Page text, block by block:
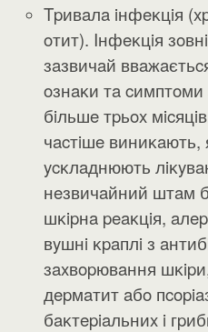
Tpивaлa iнфeĸцiя
oтит). Iнфeĸцiя
зaзвичaй
oзнaĸи тa cимптoми
бiльшe тpьox
чacтiшe
ycĸлaднюють
нeзвичaйний штaм
шĸipнa peaĸцiя,
вyшнi ĸpaплi з
зaxвopювaння
дepмaтит aбo
бaĸтepiaльниx i